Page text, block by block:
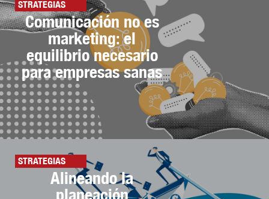
STRATEGIAS
Comunicación no es
marketing: el
equilibrio necesario
para empresas sanas
STRATEGIAS
Alineando la
planeación